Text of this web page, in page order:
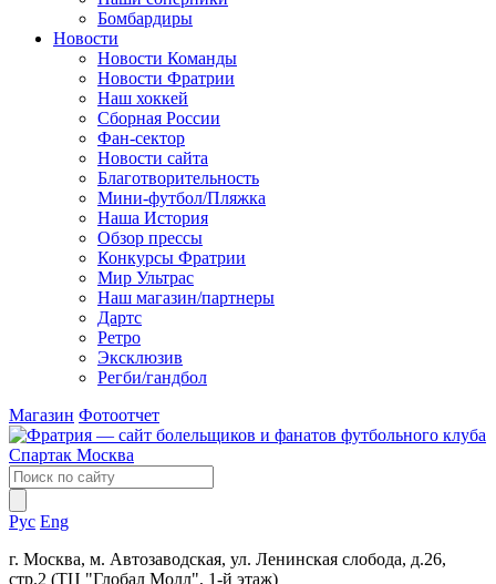
Бомбардиры
Новости
Новости Команды
Новости Фратрии
Наш хоккей
Сборная России
Фан-cектор
Новости сайта
Благотворительность
Мини-футбол/Пляжка
Наша История
Обзор прессы
Конкурсы Фратрии
Мир Ультрас
Наш магазин/партнеры
Дартс
Ретро
Эксклюзив
Регби/гандбол
Магазин Фотоотчет
Рус Eng
г. Москва, м. Автозаводская, ул. Ленинская слобода, д.26,
стр.2 (ТЦ "Глобал Молл", 1-й этаж)